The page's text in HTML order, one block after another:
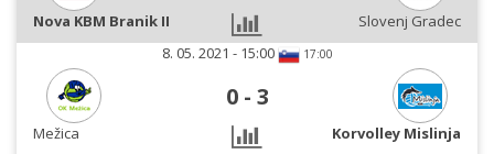
Nova KBM Branik II
Slovenj Gradec
8. 05. 2021 - 15:00
17:00
0 - 3
Mežica
Korvolley Mislinja